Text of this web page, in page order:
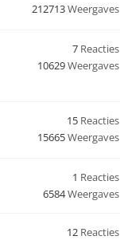
212713Weergaves
7 Reacties
10629Weergaves
15 Reacties
15665Weergaves
1 Reacties
6584Weergaves
12 Reacties